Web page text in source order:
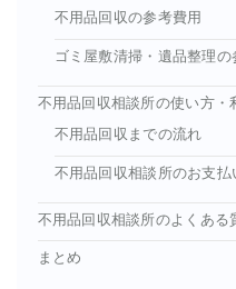
不用品回収の参考費用
ゴミ屋敷清掃・遺品整理の
不用品回収相談所の使い方・
不用品回収までの流れ
不用品回収相談所のお支払
不用品回収相談所のよくある
まとめ